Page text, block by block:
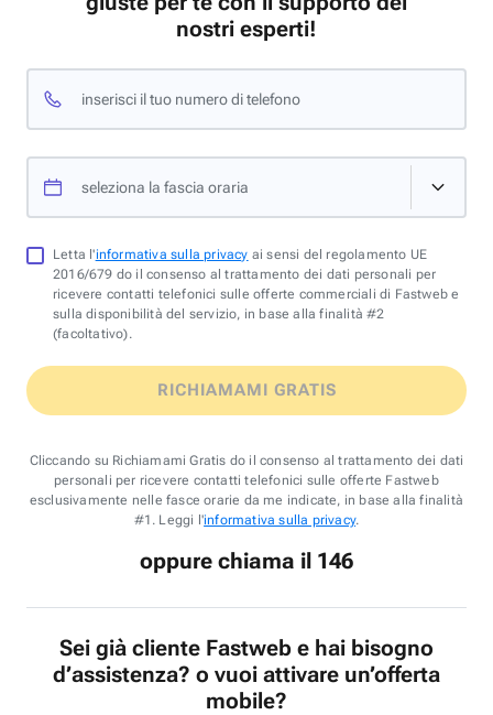
nostri esperti!
inserisci il tuo numero di telefono
seleziona la fascia oraria
Letta l'informativa sulla privacy ai sensi del regolamento UE
2016/679 do il consenso al trattamento dei dati personali per
ricevere contatti telefonici sulle offerte commerciali di Fastweb e
sulla disponibilità del servizio, in base alla finalità #2
(facoltativo).
RICHIAMAMI GRATIS
Cliccando su Richiamami Gratis do il consenso al trattamento dei dati
personali per ricevere contatti telefonici sulle offerte Fastweb
esclusivamente nelle fasce orarie da me indicate, in base alla finalità
#1. Leggi l'informativa sulla privacy.
oppure chiama il 146
Sei già cliente Fastweb e hai bisogno
d’assistenza? o vuoi attivare un’offerta
mobile?